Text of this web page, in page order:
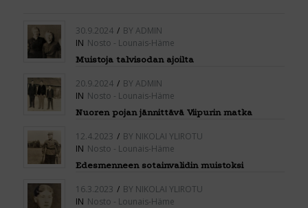
30.9.2024 / BY ADMIN
IN Nosto - Lounais-Häme
Muistoja talvisodan ajoilta
20.9.2024 / BY ADMIN
IN Nosto - Lounais-Häme
Nuoren pojan jännittävä Viipurin matka
12.4.2023 / BY NIKOLAI YLIROTU
IN Nosto - Lounais-Häme
Edesmenneen sotainvalidin muistoksi
16.3.2023 / BY NIKOLAI YLIROTU
IN Nosto - Lounais-Häme